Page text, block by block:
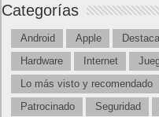
Categorías
Android Apple
Hardware
Internet
Lo más visto y recomendado
Patrocinado
Seguridad